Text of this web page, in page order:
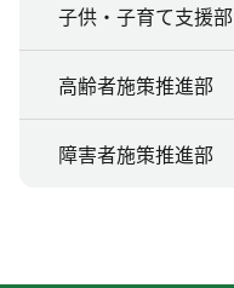
子供・子育て支援部
高齢者施策推進部
障害者施策推進部